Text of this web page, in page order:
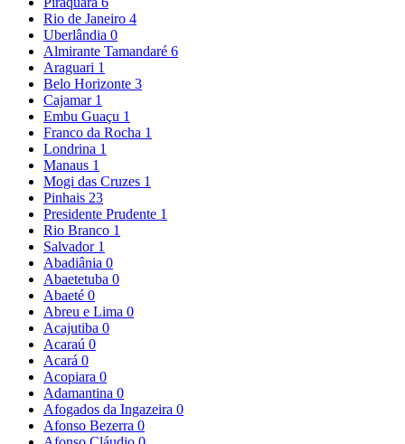
Rio de Janeiro 4
Uberlândia 0
Almirante Tamandaré 6
Araguari 1
Belo Horizonte 3
Cajamar 1
Embu Guaçu 1
Franco da Rocha 1
Londrina 1
Manaus 1
Mogi das Cruzes 1
Pinhais 23
Presidente Prudente 1
Rio Branco 1
Salvador 1
Abadiânia 0
Abaetetuba 0
Abaeté 0
Abreu e Lima 0
Acajutiba 0
Acaraú 0
Acará 0
Acopiara 0
Adamantina 0
Afogados da Ingazeira 0
Afonso Bezerra 0